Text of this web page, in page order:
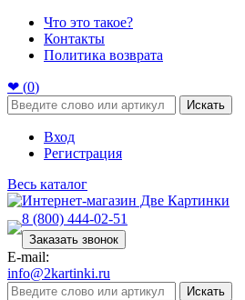
Что это такое?
Контакты
Политика возврата
❤ (0)
Искать
Вход
Регистрация
Весь каталог
8 (800) 444-02-51
Заказать звонок
E-mail:
info@2kartinki.ru
Искать